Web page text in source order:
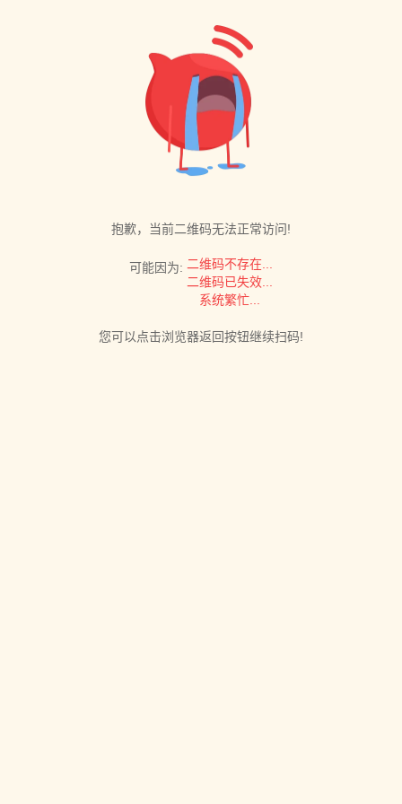
抱歉，当前二维码无法正常访问!
可能因为: 二维码不存在...
二维码已失效...
系统繁忙...
您可以点击浏览器返回按钮继续扫码!